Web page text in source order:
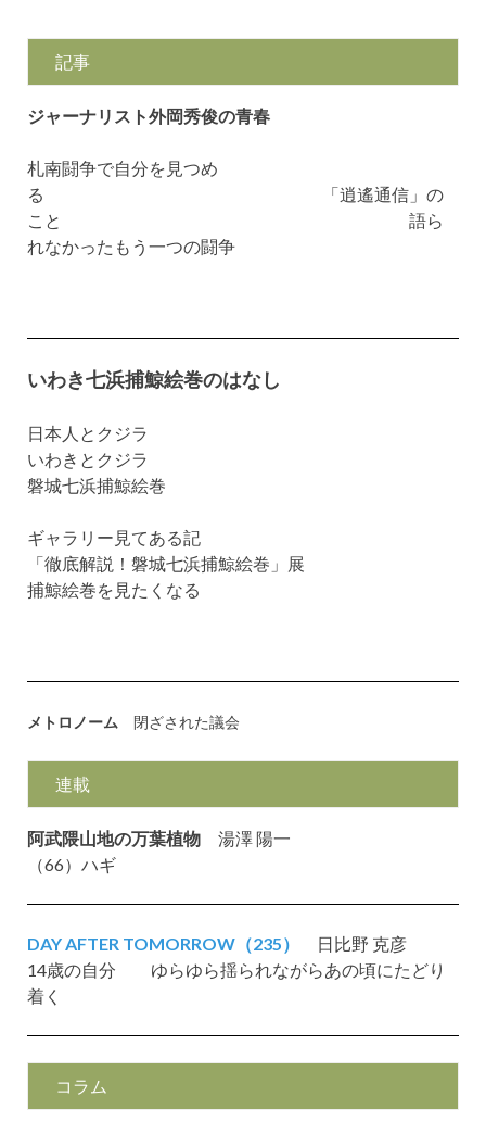
記事
ジャーナリスト外岡秀俊の青春
札南闘争で自分を見つめ
る
「逍遙通信」の
こと 語ら
れなかったもう一つの闘争
いわき七浜捕鯨絵巻のはなし
日本人とクジラ
いわきとクジラ
磐城七浜捕鯨絵巻
ギャラリー見てある記
「徹底解説！磐城七浜捕鯨絵巻」展
捕鯨絵巻を見たくなる
メトロノーム 閉ざされた議会
連載
阿武隈山地の万葉植物 湯澤 陽一
（66）ハギ
DAY AFTER TOMORROW（235）
日比野 克彦
14歳の自分 ゆらゆら揺られながらあの頃にたどり
着く
コラム